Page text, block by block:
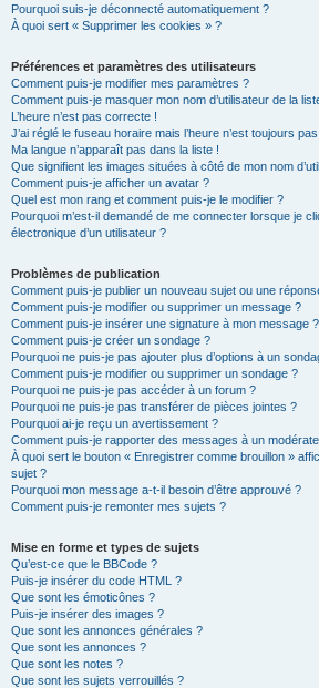
Pourquoi suis-je déconnecté automatiquement ?
À quoi sert « Supprimer les cookies » ?
Préférences et paramètres des utilisateurs
Comment puis-je modifier mes paramètres ?
Comment puis-je masquer mon nom d’utilisateur de la
L’heure n’est pas correcte !
J’ai réglé le fuseau horaire mais l’heure n’est toujours
Ma langue n’apparaît pas dans la liste !
Que signifient les images situées à côté de mon nom
Comment puis-je afficher un avatar ?
Quel est mon rang et comment puis-je le modifier ?
Pourquoi m’est-il demandé de me connecter lorsque je
électronique d’un utilisateur ?
Problèmes de publication
Comment puis-je publier un nouveau sujet ou une
Comment puis-je modifier ou supprimer un message ?
Comment puis-je insérer une signature à mon message ?
Comment puis-je créer un sondage ?
Pourquoi ne puis-je pas ajouter plus d’options à un
Comment puis-je modifier ou supprimer un sondage ?
Pourquoi ne puis-je pas accéder à un forum ?
Pourquoi ne puis-je pas transférer de pièces jointes ?
Pourquoi ai-je reçu un avertissement ?
Comment puis-je rapporter des messages à un
À quoi sert le bouton « Enregistrer comme brouillon »
sujet ?
Pourquoi mon message a-t-il besoin d’être approuvé ?
Comment puis-je remonter mes sujets ?
Mise en forme et types de sujets
Qu’est-ce que le BBCode ?
Puis-je insérer du code HTML ?
Que sont les émoticônes ?
Puis-je insérer des images ?
Que sont les annonces générales ?
Que sont les annonces ?
Que sont les notes ?
Que sont les sujets verrouillés ?